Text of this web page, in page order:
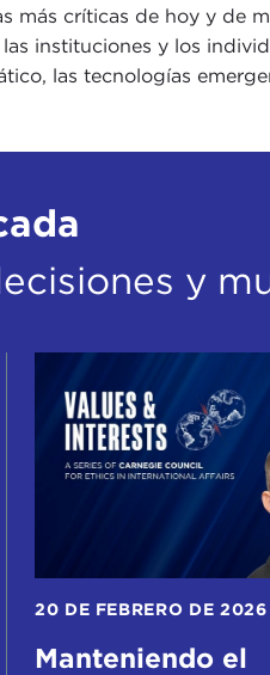
más críticas de hoy y de
instituciones y los
las tecnologías
y
20 DE FEBRERO DE 2026
Manteniendo el